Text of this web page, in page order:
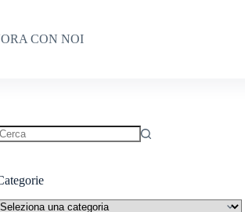
CON NOI
Categorie